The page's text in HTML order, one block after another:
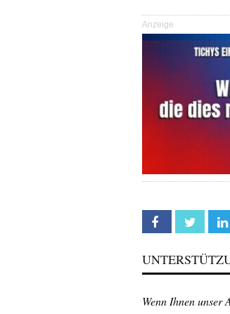
Anzeige
Facebook Twitter
Wenn Ihnen unser